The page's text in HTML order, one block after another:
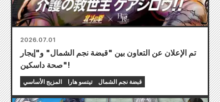
2026.07.01
تم الإعلان عن التعاون بين "قبضة نجم الشمال" و"إيجار
صحة داسكين"!
المزيج الأساسي تيتسو هارا قبضة نجم الشمال